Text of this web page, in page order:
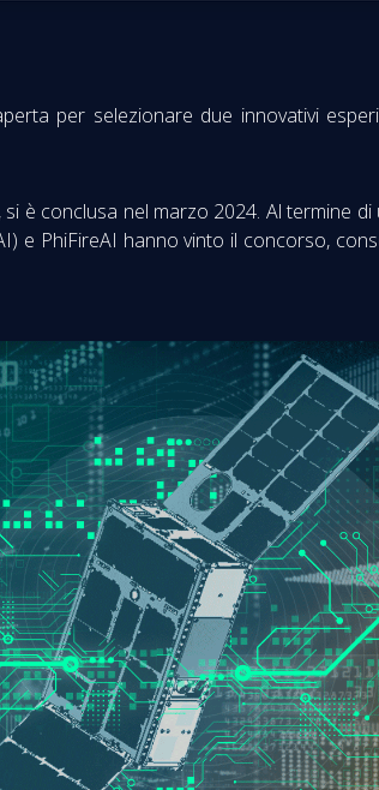
per selezionare due innovativi
è conclusa nel marzo 2024. Al termine
e PhiFireAI hanno vinto il concorso,